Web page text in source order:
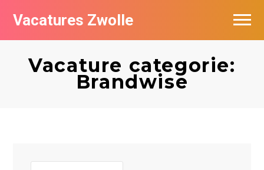
Vacatures Zwolle
Vacature categorie:
Brandwise
Vacatures per bedrijf
De populairste vacatures in Zwolle